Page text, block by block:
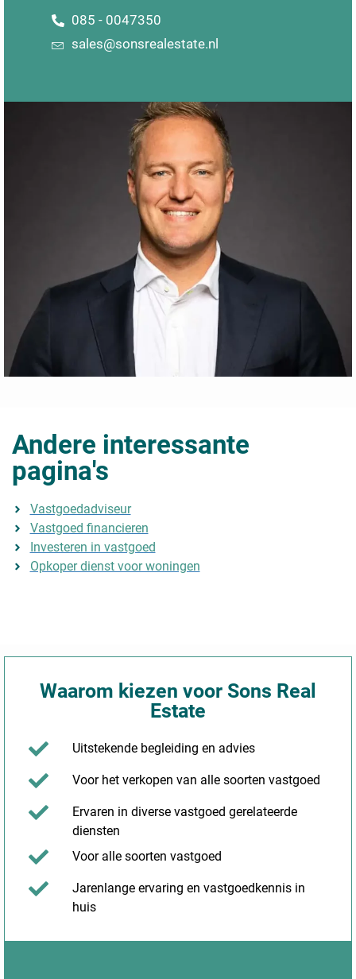
085 - 0047350
sales@sonsrealestate.nl
Andere interessante
pagina's
Vastgoedadviseur
Vastgoed financieren
Investeren in vastgoed
Opkoper dienst voor woningen
Waarom kiezen voor Sons Real
Estate
Uitstekende begleiding en advies
Voor het verkopen van alle soorten vastgoed
Ervaren in diverse vastgoed gerelateerde
diensten
Voor alle soorten vastgoed
Jarenlange ervaring en vastgoedkennis in
huis